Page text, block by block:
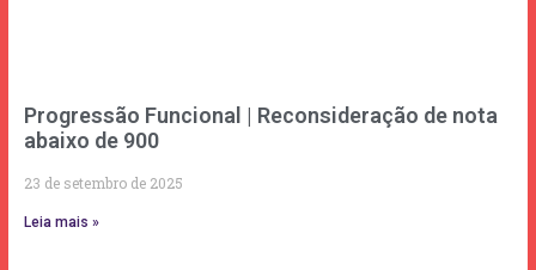
Progressão Funcional | Reconsideração de nota
abaixo de 900
23 de setembro de 2025
Leia mais »